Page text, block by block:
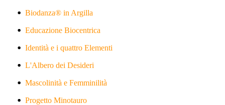
Biodanza® in Argilla
Educazione Biocentrica
Identità e i quattro Elementi
L'Albero dei Desideri
Mascolinità e Femminilità
Progetto Minotauro